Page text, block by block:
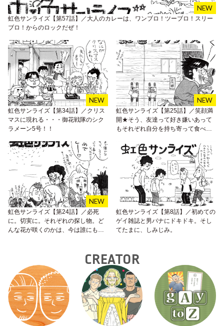
虹色サンライズ【第57話】／大人のカレーは、ワンブロ！ツーブロ！スリー
ブロ！からのロックだぜ！
虹色サンライズ【第34話】／クリス
マスに現れる・・・御花戦隊のシク
ラメーン5号！！
虹色サンライズ【第25話】／笑顔満
開★そう、友達って好き嫌いあって
もそれぞれ自分を持ち寄って食べあ
虹色サンライズ【第24話】／必死
に。切実に。それぞれの探し物。ど
んな花が咲くのかは、今は誰にもわ
虹色サンライズ【第8話】／初めての
ゲイ雑誌と男バナにドキドキ。そし
てたまに、しみじみ。
CREATOR